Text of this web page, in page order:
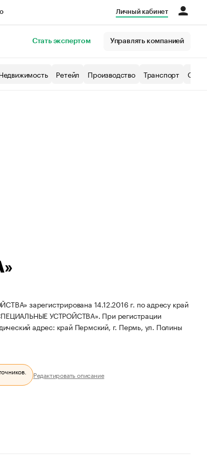
Личный кабинет
Стать экспертом Управлять компанией
Ретейл Производство Транспорт
зарегистрирована 14.12.2016 г. по адресу край
УСТРОЙСТВА». При регистрации
адрес: край Пермский, г. Пермь, ул. Полины
Редактировать описание